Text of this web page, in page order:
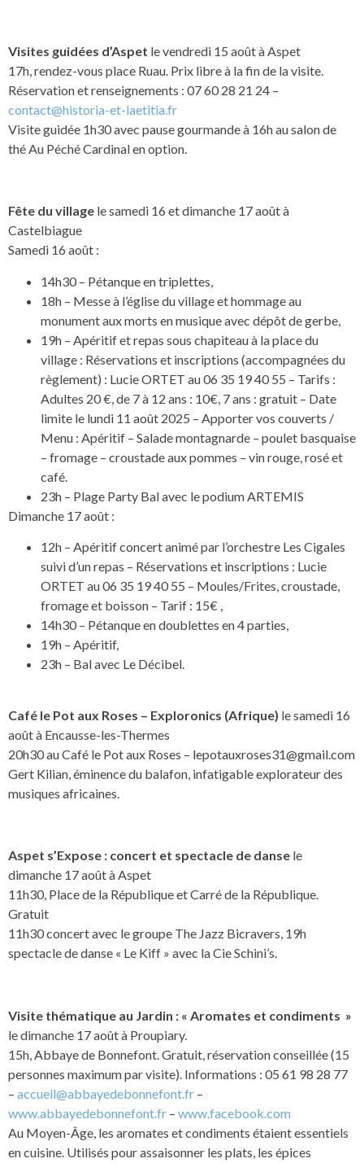
Visites guidées d’Aspet le vendredi 15 août à Aspet
17h, rendez-vous place Ruau. Prix libre à la fin de la visite.
Réservation et renseignements : 07 60 28 21 24 –
contact@historia-et-laetitia.fr
Visite guidée 1h30 avec pause gourmande à 16h au salon de
thé Au Péché Cardinal en option.
Fête du village le samedi 16 et dimanche 17 août à
Castelbiague
Samedi 16 août :
14h30 – Pétanque en triplettes,
18h – Messe à l’église du village et hommage au
monument aux morts en musique avec dépôt de gerbe,
19h – Apéritif et repas sous chapiteau à la place du
village : Réservations et inscriptions (accompagnées du
règlement) : Lucie ORTET au 06 35 19 40 55 – Tarifs :
Adultes 20 €, de 7 à 12 ans : 10€, 7 ans : gratuit – Date
limite le lundi 11 août 2025 – Apporter vos couverts /
Menu : Apéritif – Salade montagnarde – poulet basquaise
– fromage – croustade aux pommes – vin rouge, rosé et
café.
23h – Plage Party Bal avec le podium ARTEMIS
Dimanche 17 août :
12h – Apéritif concert animé par l’orchestre Les Cigales
suivi d’un repas – Réservations et inscriptions : Lucie
ORTET au 06 35 19 40 55 – Moules/Frites, croustade,
fromage et boisson – Tarif : 15€ ,
14h30 – Pétanque en doublettes en 4 parties,
19h – Apéritif,
23h – Bal avec Le Décibel.
Café le Pot aux Roses – Exploronics (Afrique) le samedi 16
août à Encausse-les-Thermes
20h30 au Café le Pot aux Roses – lepotauxroses31@gmail.com
Gert Kilian, éminence du balafon, infatigable explorateur des
musiques africaines.
Aspet s’Expose : concert et spectacle de danse le
dimanche 17 août à Aspet
11h30, Place de la République et Carré de la République.
Gratuit
11h30 concert avec le groupe The Jazz Bicravers, 19h
spectacle de danse « Le Kiff » avec la Cie Schini’s.
Visite thématique au Jardin : « Aromates et condiments »
le dimanche 17 août à Proupiary.
15h, Abbaye de Bonnefont. Gratuit, réservation conseillée (15
personnes maximum par visite). Informations : 05 61 98 28 77
– accueil@abbayedebonnefont.fr –
www.abbayedebonnefont.fr – www.facebook.com
Au Moyen-Âge, les aromates et condiments étaient essentiels
en cuisine. Utilisés pour assaisonner les plats, les épices